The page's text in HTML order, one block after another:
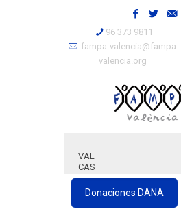
96 373 9811
fampa-valencia@fampa-
valencia.org
VAL
CAS
Donaciones DANA